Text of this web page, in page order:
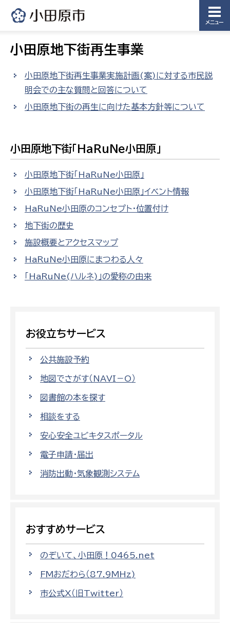
メニュー
小田原地下街再生事業
小田原地下街再生事業実施計画(案)に対する市民説
明会での主な質問と回答について
小田原地下街の再生に向けた基本方針等について
小田原地下街「HaRuNe小田原」
小田原地下街「HaRuNe小田原」
小田原地下街「HaRuNe小田原」イベント情報
HaRuNe小田原のコンセプト・位置付け
地下街の歴史
施設概要とアクセスマップ
HaRuNe小田原にまつわる人々
「HaRuNe(ハルネ)」の愛称の由来
お役立ちサービス
公共施設予約
地図でさがす（NAVI－O）
図書館の本を探す
相談をする
安心安全ユビキタスポータル
電子申請・届出
消防出動・気象観測システム
おすすめサービス
のぞいて、小田原！0465.net
FMおだわら（87.9MHz)
市公式X（旧Twitter）